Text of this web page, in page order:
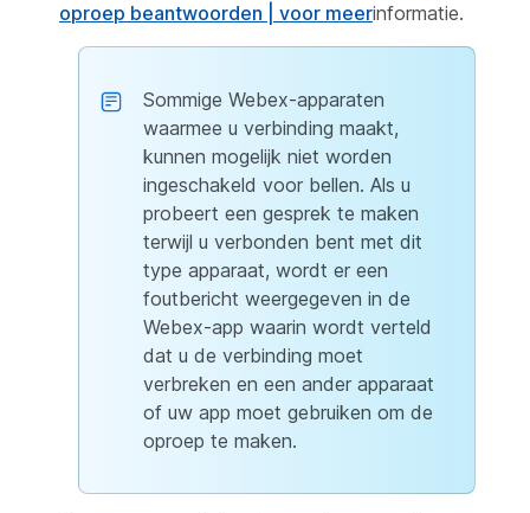
oproep beantwoorden | voor meerinformatie.
Sommige Webex-apparaten
waarmee u verbinding maakt,
kunnen mogelijk niet worden
ingeschakeld voor bellen. Als u
probeert een gesprek te maken
terwijl u verbonden bent met dit
type apparaat, wordt er een
foutbericht weergegeven in de
Webex-app waarin wordt verteld
dat u de verbinding moet
verbreken en een ander apparaat
of uw app moet gebruiken om de
oproep te maken.